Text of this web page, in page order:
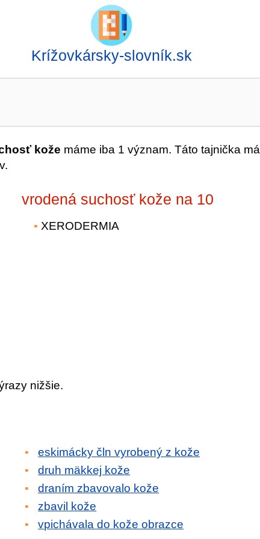
Krížovkársky-slovník.sk
kože máme iba 1 význam. Táto tajnička má
vrodená suchosť kože na 10
XERODERMIA
nižšie.
eskimácky čln vyrobený z kože
druh mäkkej kože
draním zbavovalo kože
zbavil kože
vpichávala do kože obrazce